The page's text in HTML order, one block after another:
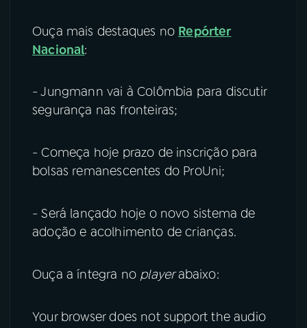
Ouça mais destaques no Repórter
Nacional:
- Jungmann vai à Colômbia para discutir
segurança nas fronteiras;
- Começa hoje prazo de inscrição para
bolsas remanescentes do ProUni;
- Será lançado hoje o novo sistema de
adoção e acolhimento de crianças.
Ouça a íntegra no playerabaixo:
Your browser does not support the audio